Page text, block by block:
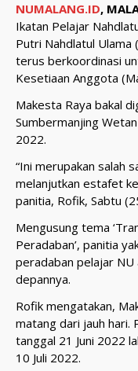
NUMALANG.ID,
Ikatan Pelajar
Putri Nahdlatul Ulama
terus berkoordinasi
Kesetiaan Anggota
Makesta Raya bakal
Sumbermanjing
2022.
“Ini merupakan salah
melanjutkan estafet
panitia, Rofik, Sabtu
Mengusung tema
Peradaban’, panitia
peradaban pelajar
depannya.
Rofik mengatakan,
matang dari jauh hari.
tanggal 21 Juni 2022
10 Juli 2022.